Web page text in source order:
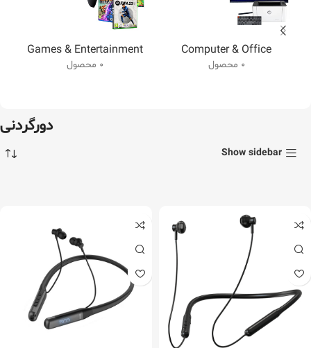
Computer & Office
0 محصول
Games & Entertainment
0 محصول
دورگردنی
Show sidebar